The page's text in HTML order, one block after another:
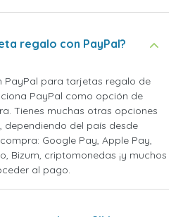
regalo con PayPal?
PayPal para tarjetas regalo de
PayPal como opción de
Tienes muchas otras opciones
dependiendo del país desde
Google Pay, Apple Pay,
Bizum, criptomonedas ¡y muchos
al pago.